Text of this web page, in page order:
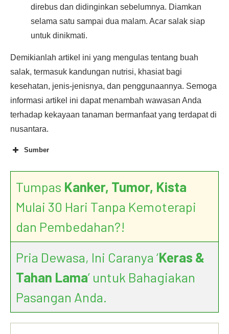
direbus dan didinginkan sebelumnya. Diamkan
selama satu sampai dua malam. Acar salak siap
untuk dinikmati.
Demikianlah artikel ini yang mengulas tentang buah
salak, termasuk kandungan nutrisi, khasiat bagi
kesehatan, jenis-jenisnya, dan penggunaannya. Semoga
informasi artikel ini dapat menambah wawasan Anda
terhadap kekayaan tanaman bermanfaat yang terdapat di
nusantara.
Sumber
Tumpas Kanker, Tumor, Kista
Mulai 30 Hari Tanpa Kemoterapi
dan Pembedahan?!
Pria Dewasa, Ini Caranya ‘Keras &
Tahan Lama’ untuk Bahagiakan
Pasangan Anda.